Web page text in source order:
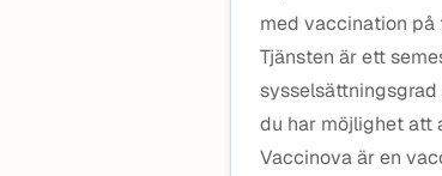
med vaccination
Tjänsten är ett
du har möjlighet att
Vaccinova är en